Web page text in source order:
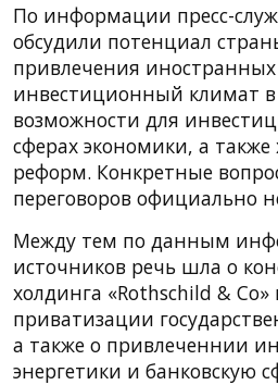
По информации пресс-
обсудили потенциал
привлечения
инвестиционный климат в
возможности для
сферах экономики, а также
реформ. Конкретные
переговоров официально
Между тем по данным
источников речь шла о
холдинга «Rothschild & Co»
приватизации
а также о привлеченнии
энергетики и банковскую